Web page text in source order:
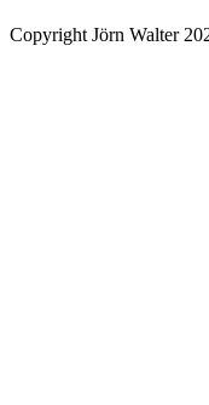
Copyright Jörn Walter